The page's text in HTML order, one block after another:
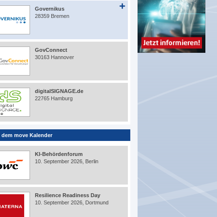
Governikus
28359 Bremen
GovConnect
30163 Hannover
digitalSIGNAGE.de
22765 Hamburg
dem move Kalender
KI-Behördenforum
10. September 2026, Berlin
Resilience Readiness Day
10. September 2026, Dortmund